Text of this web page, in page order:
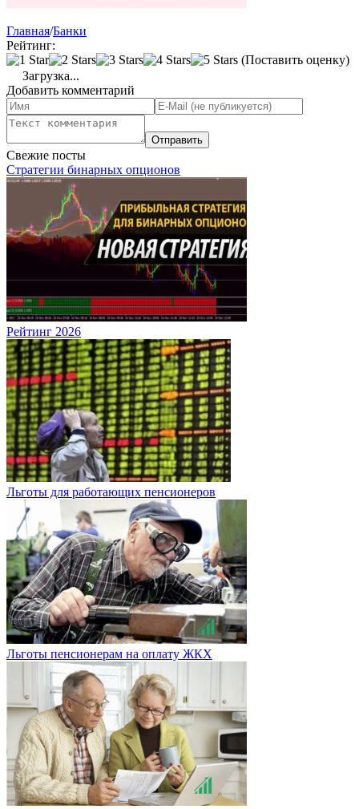
Главная/Банки
Рейтинг:
(Поставить оценку)
Загрузка...
Добавить комментарий
Свежие посты
Стратегии бинарных опционов
Рейтинг 2026
Льготы для работающих пенсионеров
Льготы пенсионерам на оплату ЖКХ